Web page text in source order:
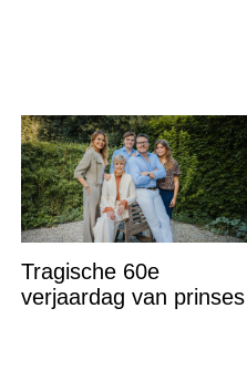
Tragische 60e
verjaardag van prinses